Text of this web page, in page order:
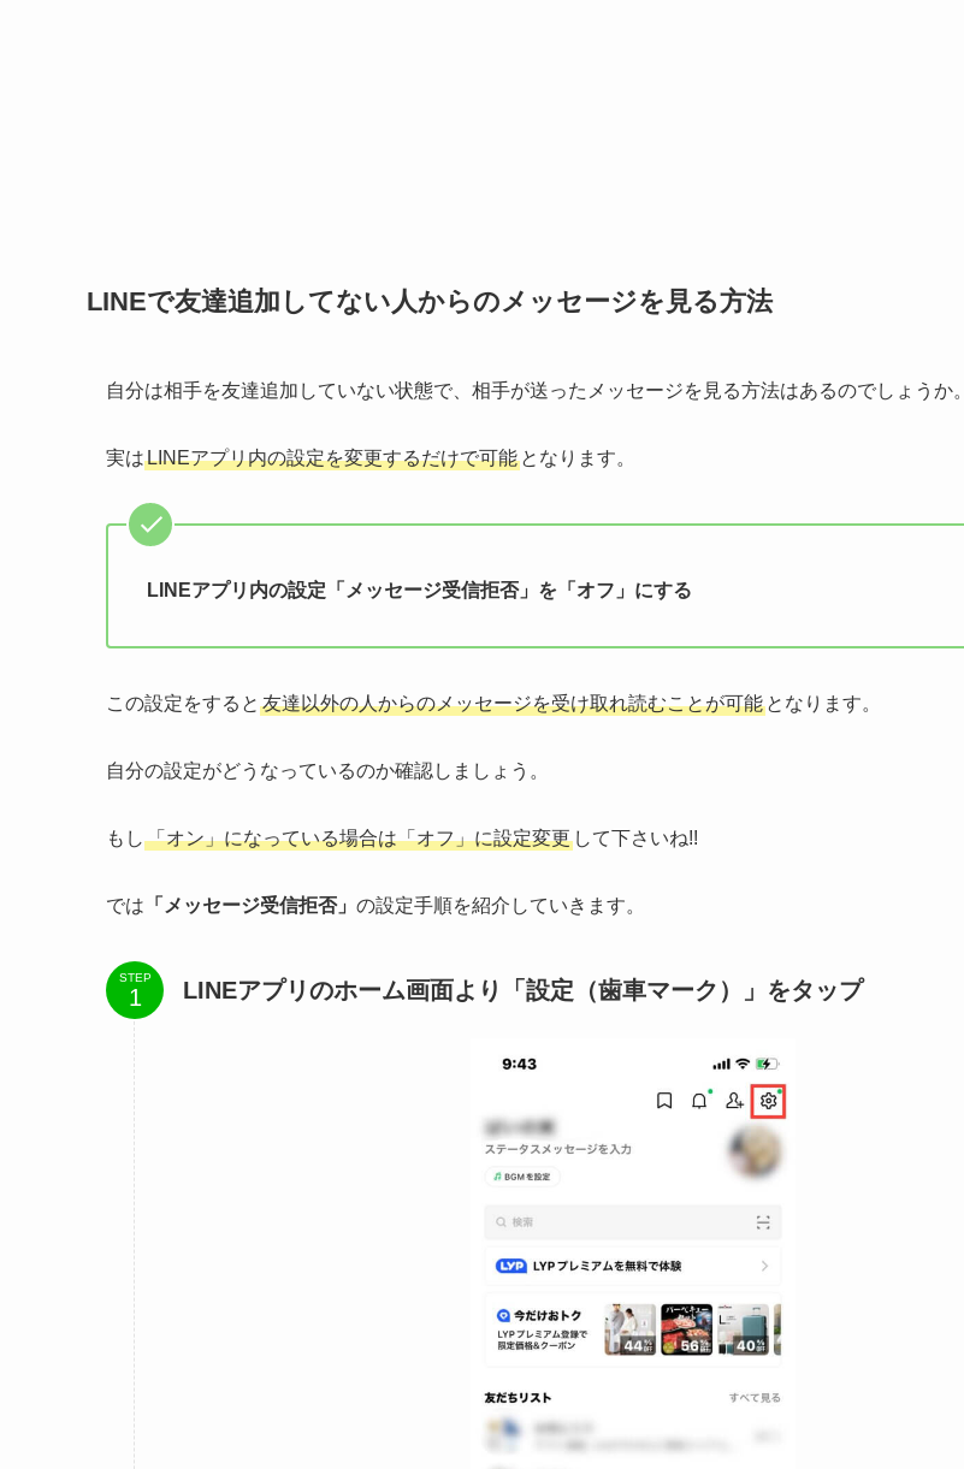
LINEで友達追加してない人からのメッセージを見る方法
自分は相手を友達追加していない状態で、相手が送ったメッセージを見る方法はあるのでしょうか。
実はLINEアプリ内の設定を変更するだけで可能 となります。
LINEアプリ内の設定「メッセージ受信拒否」を「オフ」にする
この設定をすると 友達以外の人からのメッセージを受け取れ読むことが可能 となります。
自分の設定がどうなっているのか確認しましょう。
もし 「オン」になっている場合は「オフ」に設定変更 して下さいね!!
では 「メッセージ受信拒否」 の設定手順を紹介していきます。
STEP LINEアプリのホーム画面より「設定（歯車マーク）」をタップ